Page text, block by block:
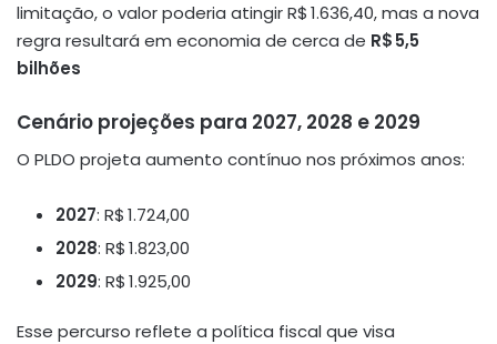
limitação, o valor poderia atingir R$ 1.636,40, mas a nova
regra resultará em economia de cerca de R$ 5,5
bilhões
Cenário projeções para 2027, 2028 e 2029
O PLDO projeta aumento contínuo nos próximos anos:
2027: R$ 1.724,00
2028: R$ 1.823,00
2029: R$ 1.925,00
Esse percurso reflete a política fiscal que visa